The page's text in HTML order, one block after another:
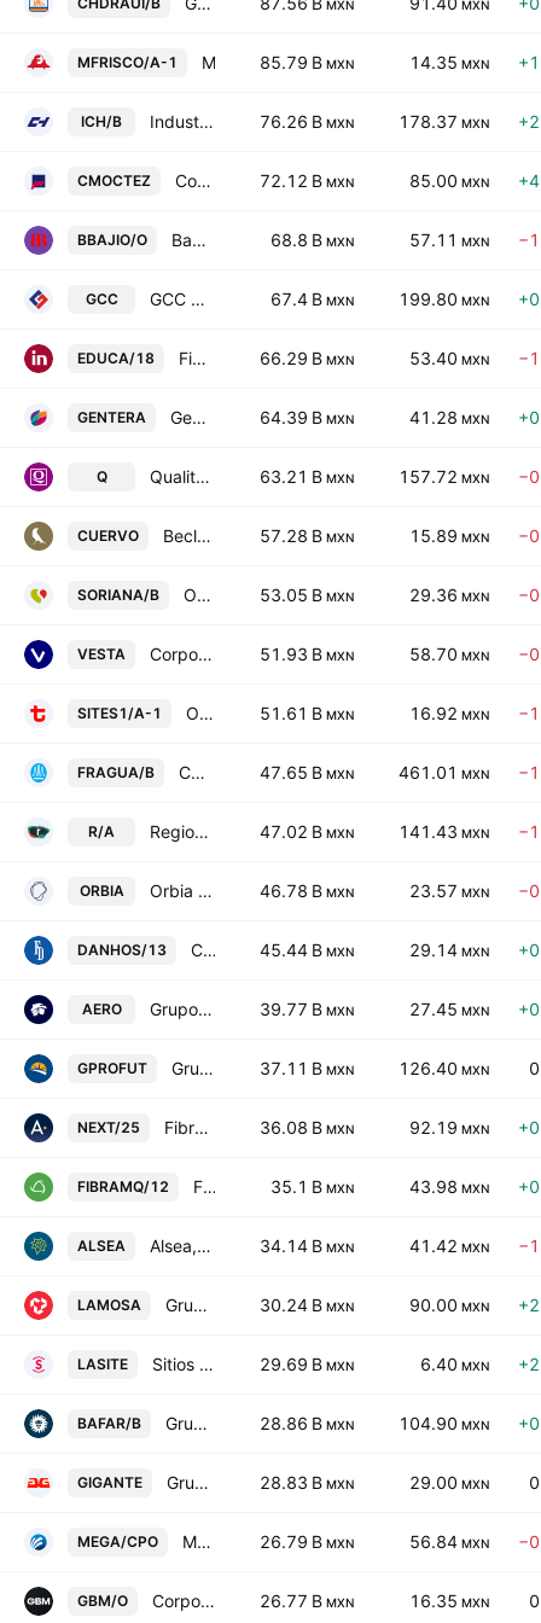
MXN MXN
MFRISCO/A-1 85.79 B MXN 14.35 MXN
ICH/B Industrias CH SA de CV Class B 76.26 B MXN 178.37 MXN
CMOCTEZ Corporacion Moctezuma SAB de CV 72.12 B MXN 85.00 MXN
BBAJIO/O Banco del Bajio SA 68.8 B MXN 57.11 MXN
GCC GCC SAB de CV 67.4 B MXN 199.80 MXN
EDUCA/18 Fibra Educa 66.29 B MXN 53.40 MXN
GENTERA Gentera SAB de CV 64.39 B MXN 41.28 MXN
Q Qualitas Controladora S.A.B. de C.V. 63.21 B MXN 157.72 MXN
CUERVO Becle, S.A.B. de C.V. 57.28 B MXN 15.89 MXN
SORIANA/B Organizacion Soriana SAB de CV Class B 53.05 B MXN 29.36 MXN
VESTA Corporacion Inmobiliaria Vesta S.A.B. de C.V. 51.93 B MXN 58.70 MXN
SITES1/A-1 Operadora de Sites Mexicanos SA de CV Series -A-1- 51.61 B MXN 16.92 MXN
FRAGUA/B CORPORATIVO FRAGUA, S.A.B. DE C.V. Class B 47.65 B MXN 461.01 MXN
R/A Regional, S.A.B. de C.V. Class A 47.02 B MXN 141.43 MXN
ORBIA Orbia Advance Corp. SAB de CV 46.78 B MXN 23.57 MXN
DANHOS/13 Concentradora Fibra Danhos SA de CV 45.44 B MXN 29.14 MXN
AERO Grupo Aeromexico, S.A.B. de C.V. 39.77 B MXN 27.45 MXN
GPROFUT Grupo Profuturo SAB de CV 37.11 B MXN 126.40 MXN
NEXT/25 Fibra Next 36.08 B MXN 92.19 MXN
FIBRAMQ/12 FIBRA Macquarie Mexico 35.1 B MXN 43.98 MXN
ALSEA Alsea, S.A.B. de C.V. 34.14 B MXN 41.42 MXN
LAMOSA Grupo Lamosa SAB de CV 30.24 B MXN 90.00 MXN
LASITE Sitios Latinoamerica SAB de CV 29.69 B MXN 6.40 MXN
BAFAR/B Grupo Bafar SAB de CV Class B 28.86 B MXN 104.90 MXN
GIGANTE Grupo Gigante SAB de CV 28.83 B MXN 29.00 MXN
MEGA/CPO Megacable Hldgs SAB de CV Cert Part Ord Cons of 2 A 26.79 B MXN 56.84 MXN
GBM/O Corporativo GBM SAB de CV Class O 26.77 B MXN 16.35 MXN